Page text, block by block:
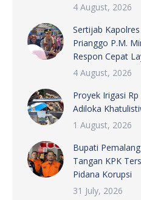
4 August, 2026
Sertijab
Prianggo P.M.
Respon Cepat
4 August, 2026
Proyek Irigasi
Adiloka
1 August, 2026
Bupati
Tangan KPK
Pidana Korupsi
31 July, 2026